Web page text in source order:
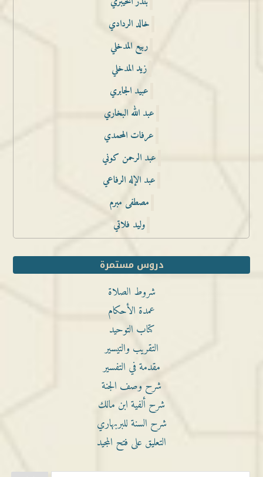
خالد الردادي
ربيع المدخلي
زيد المدخلي
عبيد الجابري
عبد الله البخاري
عرفات المحمدي
عبد الرحمن كوني
عبد الإله الرفاعي
مصطفى مبرم
وليد فلاتي
دروس مستمرة
شروط الصلاة
عمدة الأحكام
كتاب التوحيد
التقريب والتيسير
مقدمة في التفسير
شرح وصف الجنة
شرح ألفية ابن مالك
شرح السنة للبربهاري
التعليق على فتح المجيد